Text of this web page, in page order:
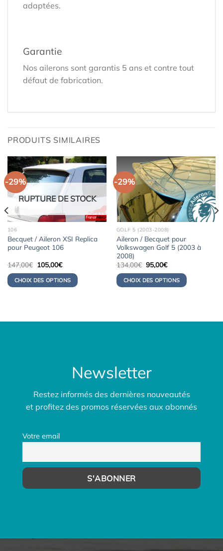
adaptées.
Garantie
Nos ailerons sont garantis 5 ans et contre tout
défaut de fabrication.
PRODUITS SIMILAIRES
-29%
RUPTURE DE STOCK
106
Becquet / Aileron XSI Replica
pour Peugeot 106
147,00€ Le
prix
initial
était :
147,00€.
105,00€Le
actuel
est :
105,00€.
CHOIX DES OPTIONS
-29%
GOLF 5 (2003-2008)
Aileron / Becquet pour
Volkswagen Golf 5 (2003 à
2008)
134,00€ Le
prix
initial
était :
134,00€.
95,00€Le
actuel
est :
95,00€.
CHOIX DES OPTIONS
Newsletter
Restez informés des dernières nouveautés
et profitez des promos réservées aux abonnés
Votre email